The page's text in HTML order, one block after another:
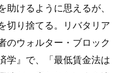
助けるように思えるが、
切り捨てる。リバタリア
のウォルター・ブロック
学』で、「最低賃金法は